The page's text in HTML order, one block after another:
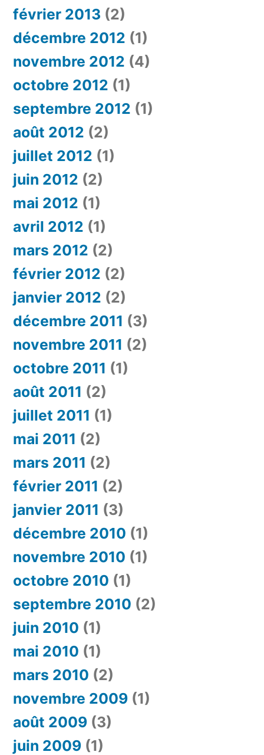
février 2013 (2)
décembre 2012 (1)
novembre 2012 (4)
octobre 2012 (1)
septembre 2012 (1)
août 2012 (2)
juillet 2012 (1)
juin 2012 (2)
mai 2012 (1)
avril 2012 (1)
mars 2012 (2)
février 2012 (2)
janvier 2012 (2)
décembre 2011 (3)
novembre 2011 (2)
octobre 2011 (1)
août 2011 (2)
juillet 2011 (1)
mai 2011 (2)
mars 2011 (2)
février 2011 (2)
janvier 2011 (3)
décembre 2010 (1)
novembre 2010 (1)
octobre 2010 (1)
septembre 2010 (2)
juin 2010 (1)
mai 2010 (1)
mars 2010 (2)
novembre 2009 (1)
août 2009 (3)
juin 2009 (1)